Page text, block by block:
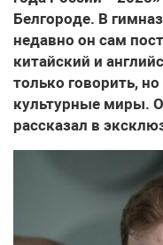
Белгороде. В
недавно он сам
китайский и
только говорить,
культурные миры. О
рассказал в